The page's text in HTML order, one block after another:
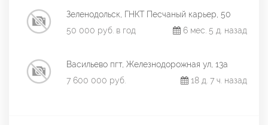
Зеленодольск, ГНКТ Песчаный карьер, 50
50 000 руб. в год
6 мес. 5 д. назад
Васильево пгт, Железнодорожная ул, 13а
7 600 000 руб.
18 д. 7 ч. назад